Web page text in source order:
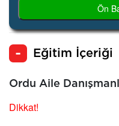
Ön
Eğitim İçeriği
Ordu Aile
Dikkat!